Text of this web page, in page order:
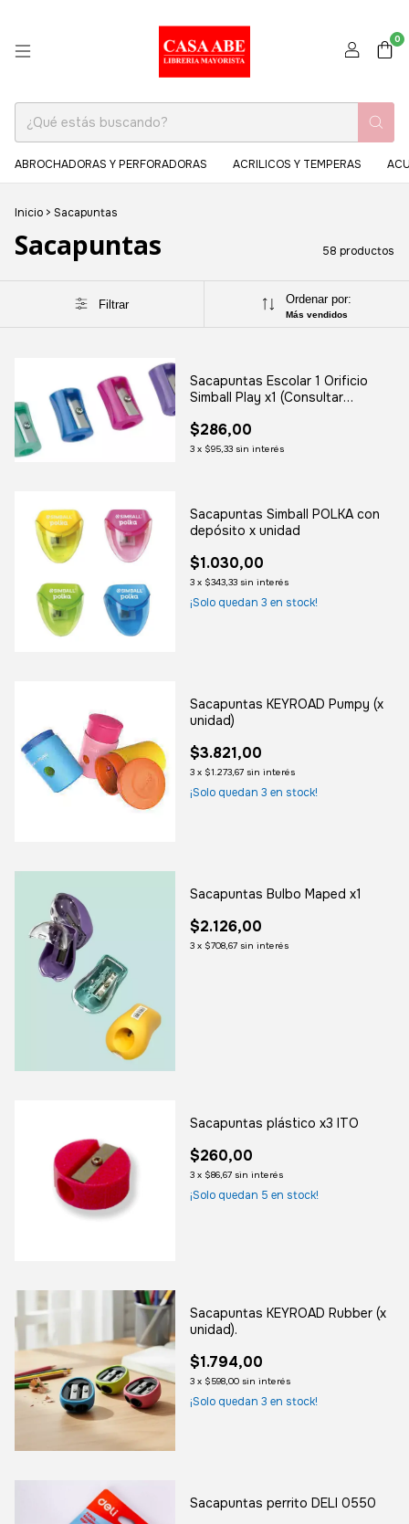
0
ABROCHADORAS Y PERFORADORAS ACRILICOS Y TEMPERAS
Inicio > Sacapuntas
Sacapuntas 58 productos
Filtrar Ordenar por:
Más vendidos
Sacapuntas Escolar 1 Orificio
Simball Play x1 (Consultar
$286,00
3 x $95,33 sin interés
Sacapuntas Simball POLKA con
depósito x unidad
$1.030,00
3 x $343,33 sin interés
¡Solo quedan 3 en stock!
Sacapuntas KEYROAD Pumpy (x
unidad)
$3.821,00
3 x $1.273,67 sin interés
¡Solo quedan 3 en stock!
Sacapuntas Bulbo Maped x1
$2.126,00
3 x $708,67 sin interés
Sacapuntas plástico x3 ITO
$260,00
3 x $86,67 sin interés
¡Solo quedan 5 en stock!
Sacapuntas KEYROAD Rubber (x
unidad).
$1.794,00
3 x $598,00 sin interés
¡Solo quedan 3 en stock!
Sacapuntas perrito DELI 0550